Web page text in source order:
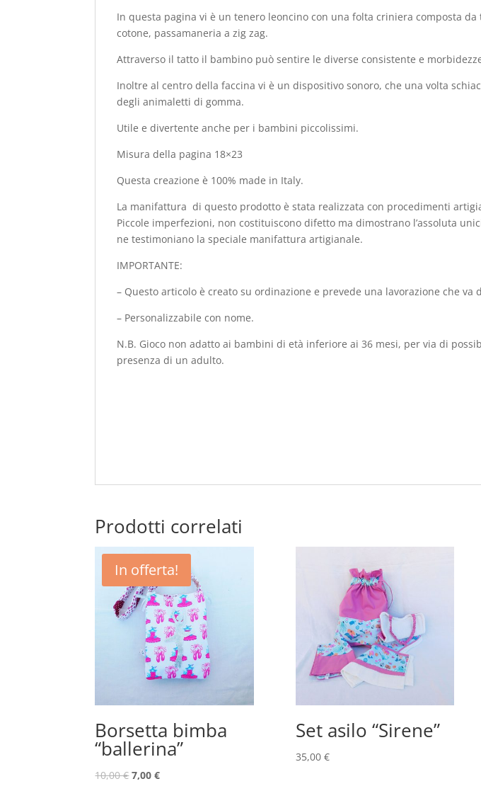
In questa pagina vi è un tenero leoncino con una folta criniera composta
cotone, passamaneria a zig zag.
Attraverso il tatto il bambino può sentire le diverse consistente e
Inoltre al centro della faccina vi è un dispositivo sonoro, che una volta
degli animaletti di gomma.
Utile e divertente anche per i bambini piccolissimi.
Misura della pagina 18×23
Questa creazione è 100% made in Italy.
La manifattura di questo prodotto è stata realizzata con procedimenti
Piccole imperfezioni, non costituiscono difetto ma dimostrano l’assoluta
ne testimoniano la speciale manifattura artigianale.
IMPORTANTE:
– Questo articolo è creato su ordinazione e prevede una lavorazione che va
– Personalizzabile con nome.
N.B. Gioco non adatto ai bambini di età inferiore ai 36 mesi, per via di
presenza di un adulto.
Prodotti correlati
In offerta!
Borsetta bimba
“ballerina”
10,00€ 7,00€
Set asilo “Sirene”
35,00 €